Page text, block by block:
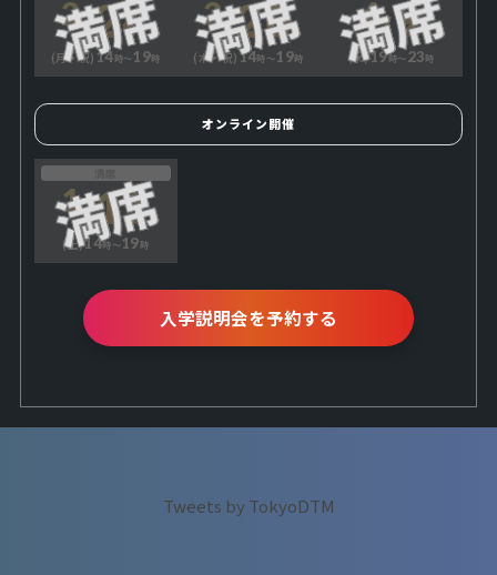
2 24
(月・祝) 14時〜19時
3 20
(木・祝)14時〜19時
4 9
(水)19時〜23時
オンライン開催
1 11
(土)14時〜19時
入学説明会を予約する
Tweets by TokyoDTM